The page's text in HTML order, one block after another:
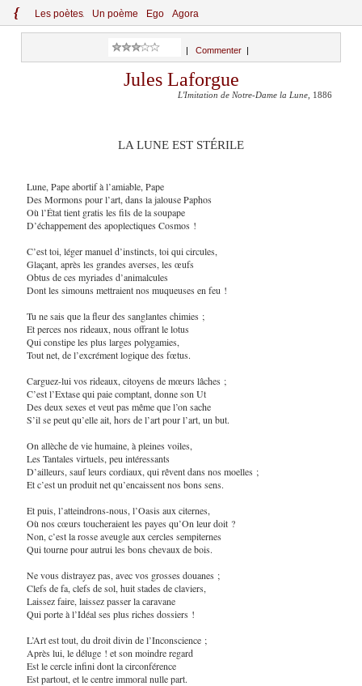
{ Les poètes Un poème Ego Agora
Commenter
Jules Laforgue
L'Imitation de Notre-Dame la Lune , 1886
LA LUNE EST STÉRILE
Lune, Pape abortif à l’amiable, Pape
Des Mormons pour l’art, dans la jalouse Paphos
Où l’État tient gratis les fils de la soupape
D’échappement des apoplectiques Cosmos !
C’est toi, léger manuel d’instincts, toi qui circules,
Glaçant, après les grandes averses, les œufs
Obtus de ces myriades d’animalcules
Dont les simouns mettraient nos muqueuses en feu !
Tu ne sais que la fleur des sanglantes chimies ;
Et perces nos rideaux, nous offrant le lotus
Qui constipe les plus larges polygamies,
Tout net, de l’excrément logique des fœtus.
Carguez-lui vos rideaux, citoyens de mœurs lâches ;
C’est l’Extase qui paie comptant, donne son Ut
Des deux sexes et veut pas même que l’on sache
S’il se peut qu’elle ait, hors de l’art pour l’art, un but.
On allèche de vie humaine, à pleines voiles,
Les Tantales virtuels, peu intéressants
D’ailleurs, sauf leurs cordiaux, qui rêvent dans nos moelles ;
Et c’est un produit net qu’encaissent nos bons sens.
Et puis, l’atteindrons-nous, l’Oasis aux citernes,
Où nos cœurs toucheraient les payes qu’On leur doit ?
Non, c’est la rosse aveugle aux cercles sempiternes
Qui tourne pour autrui les bons chevaux de bois.
Ne vous distrayez pas, avec vos grosses douanes ;
Clefs de fa, clefs de sol, huit stades de claviers,
Laissez faire, laissez passer la caravane
Qui porte à l’Idéal ses plus riches dossiers !
L’Art est tout, du droit divin de l’Inconscience ;
Après lui, le déluge ! et son moindre regard
Est le cercle infini dont la circonférence
Est partout, et le centre immoral nulle part.